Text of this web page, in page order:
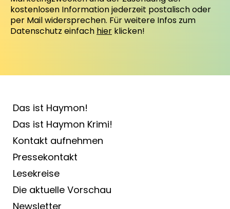
kostenlosen Information jederzeit postalisch oder
per Mail widersprechen. Für weitere Infos zum
Datenschutz einfach hier klicken!
Das ist Haymon!
Das ist Haymon Krimi!
Kontakt aufnehmen
Pressekontakt
Lesekreise
Die aktuelle Vorschau
Newsletter